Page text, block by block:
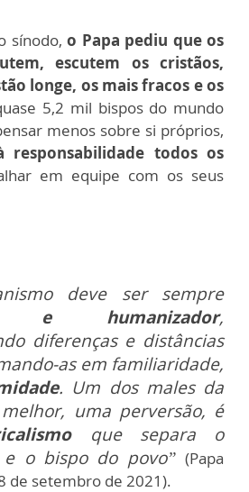
sínodo, o Papa pediu que os
escutem os cristãos,
longe, os mais fracos e os
5,2 mil bispos do mundo
menos sobre si próprios,
responsabilidade todos os
em equipe com os seus
deve ser sempre
e humanizador,
diferenças e distâncias
as em familiaridade,
. Um dos males da
uma perversão, é
que separa o
e o bispo do povo” (Papa
de setembro de 2021).